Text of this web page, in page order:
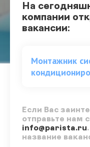
На
компании
вакансии:
Монтажник
Если Вас
отправьте нам
info@parista.ru
название